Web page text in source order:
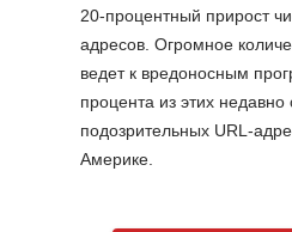
20-процентный прирост
адресов. Огромное
ведет к вредоносным
процента из этих
подозрительных URL-
Америке.